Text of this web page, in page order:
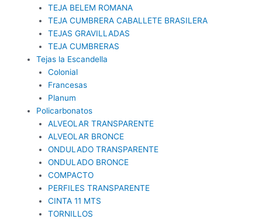
TEJA BELEM ROMANA
TEJA CUMBRERA CABALLETE BRASILERA
TEJAS GRAVILLADAS
TEJA CUMBRERAS
Tejas la Escandella
Colonial
Francesas
Planum
Policarbonatos
ALVEOLAR TRANSPARENTE
ALVEOLAR BRONCE
ONDULADO TRANSPARENTE
ONDULADO BRONCE
COMPACTO
PERFILES TRANSPARENTE
CINTA 11 MTS
TORNILLOS